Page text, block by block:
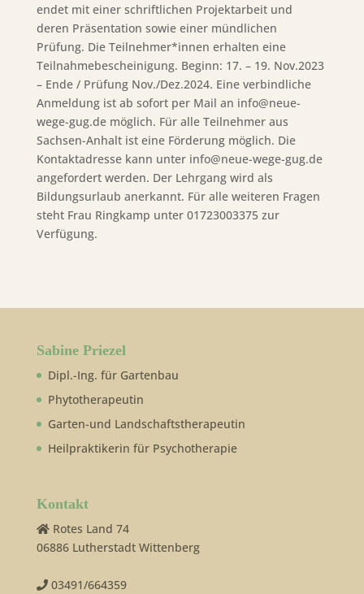
endet mit einer schriftlichen Projektarbeit und
deren Präsentation sowie einer mündlichen
Prüfung. Die Teilnehmer*innen erhalten eine
Teilnahmebescheinigung. Beginn: 17. – 19. Nov.2023
– Ende / Prüfung Nov./Dez.2024. Eine verbindliche
Anmeldung ist ab sofort per Mail an info@neue-
wege-gug.de möglich. Für alle Teilnehmer aus
Sachsen-Anhalt ist eine Förderung möglich. Die
Kontaktadresse kann unter info@neue-wege-gug.de
angefordert werden. Der Lehrgang wird als
Bildungsurlaub anerkannt. Für alle weiteren Fragen
steht Frau Ringkamp unter 01723003375 zur
Verfügung.
Sabine Priezel
Dipl.-Ing. für Gartenbau
Phytotherapeutin
Garten-und Landschaftstherapeutin
Heilpraktikerin für Psychotherapie
Kontakt
Rotes Land 74
06886 Lutherstadt Wittenberg
03491/664359